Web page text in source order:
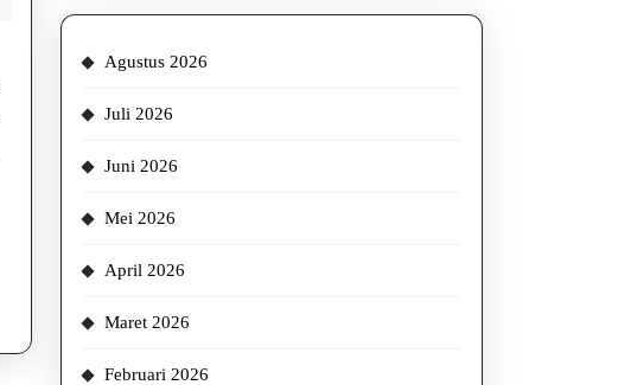
Agustus 2026
Juli 2026
Juni 2026
Mei 2026
April 2026
Maret 2026
Februari 2026